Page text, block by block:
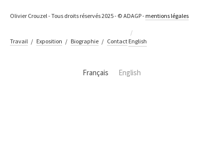
Olivier Crouzel - Tous droits réservés 2025 - © ADAGP -mentions légales
Travail / Exposition / Biographie / Contact
/
English
Français English